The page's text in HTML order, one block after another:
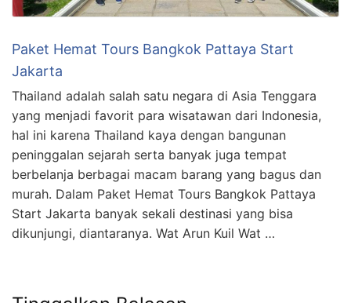
Paket Hemat Tours Bangkok Pattaya Start
Jakarta
Thailand adalah salah satu negara di Asia Tenggara
yang menjadi favorit para wisatawan dari Indonesia,
hal ini karena Thailand kaya dengan bangunan
peninggalan sejarah serta banyak juga tempat
berbelanja berbagai macam barang yang bagus dan
murah. Dalam Paket Hemat Tours Bangkok Pattaya
Start Jakarta banyak sekali destinasi yang bisa
dikunjungi, diantaranya. Wat Arun Kuil Wat …